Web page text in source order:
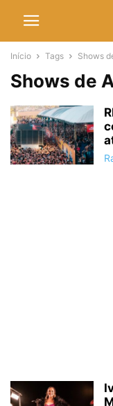
Início Tags Shows
Shows de